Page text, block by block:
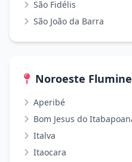
São Fidélis
São João da Barra
Noroeste
Aperibé
Bom Jesus do
Italva
Itaocara